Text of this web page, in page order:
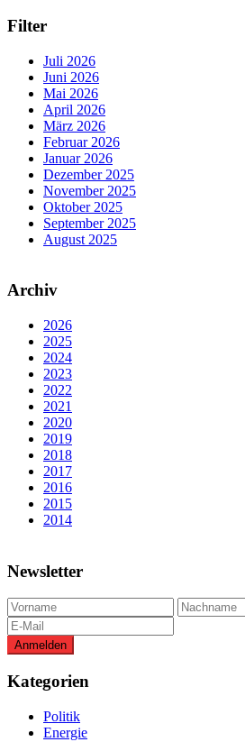
Filter
Juli 2026
Juni 2026
Mai 2026
April 2026
März 2026
Februar 2026
Januar 2026
Dezember 2025
November 2025
Oktober 2025
September 2025
August 2025
Archiv
2026
2025
2024
2023
2022
2021
2020
2019
2018
2017
2016
2015
2014
Newsletter
Kategorien
Politik
Energie